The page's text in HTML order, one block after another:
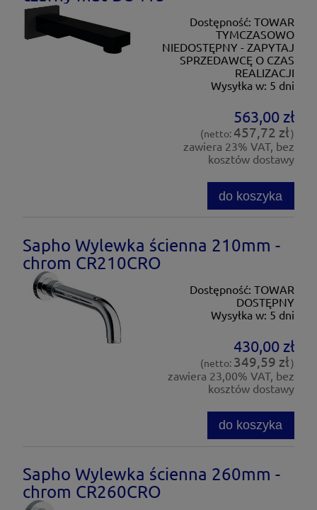
Dostępność: TOWAR
TYMCZASOWO
NIEDOSTĘPNY - ZAPYTAJ
SPRZEDAWCĘ O CZAS
REALIZACJI
Wysyłka w: 5 dni
563,00 zł
(netto: 457,72 zł)
zawiera 23% VAT, bez
kosztów dostawy
do koszyka
Sapho Wylewka ścienna 210mm -
chrom CR210CRO
Dostępność: TOWAR
DOSTĘPNY
Wysyłka w: 5 dni
430,00 zł
(netto: 349,59 zł)
zawiera 23,00% VAT, bez
kosztów dostawy
do koszyka
Sapho Wylewka ścienna 260mm -
chrom CR260CRO